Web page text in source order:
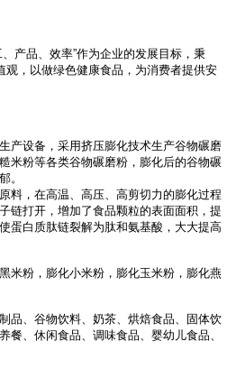
、产品、效率”作为企业的发展目标，秉
观，以做绿色健康食品，为消费者提供安
产设备，采用挤压膨化技术生产谷物碾磨
米粉等各类谷物碾磨粉，膨化后的谷物碾
。
料，在高温、高压、高剪切力的膨化过程
链打开，增加了食品颗粒的表面面积，提
蛋白质肽链裂解为肽和氨基酸，大大提高
米粉，膨化小米粉，膨化玉米粉，膨化燕
品、谷物饮料、奶茶、烘焙食品、固体饮
餐、休闲食品、调味食品、婴幼儿食品、